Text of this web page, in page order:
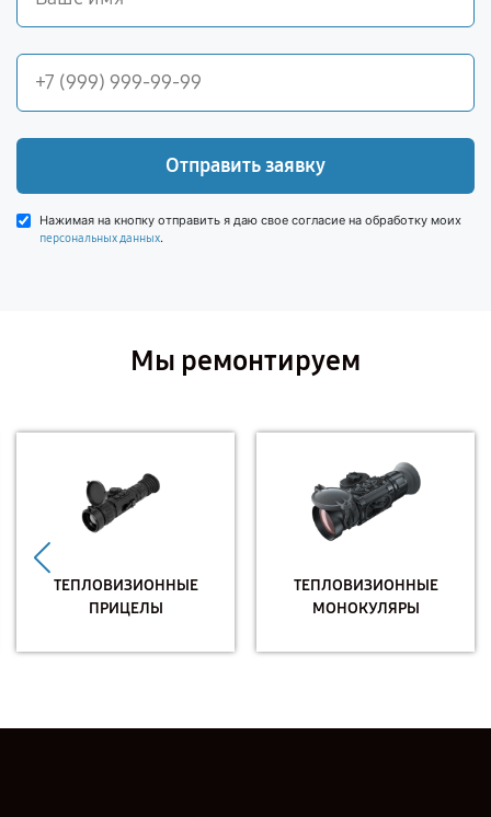
Отправить заявку
Нажимая на кнопку отправить я даю свое согласие на обработку моих
персональных данных.
Мы ремонтируем
ТЕПЛОВИЗИОННЫЕ
ПРИЦЕЛЫ
ТЕПЛОВИЗИОННЫЕ
МОНОКУЛЯРЫ